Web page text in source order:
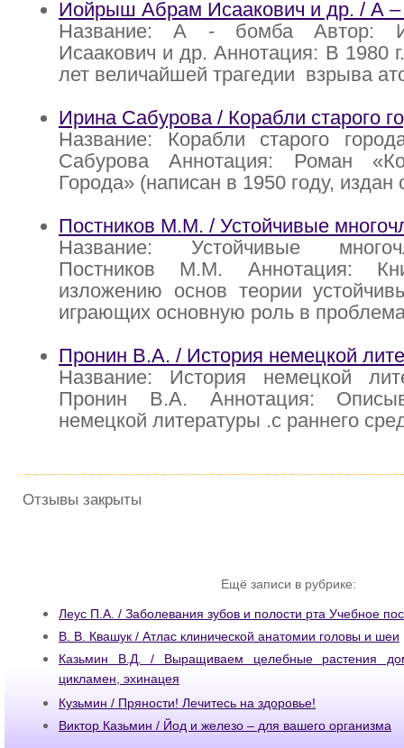
Иойрыш Абрам Исаакович и др. / А
Название: А - бомба Автор:
Исаакович и др. Аннотация: В 1980
лет величайшей трагедии взрыва
Ирина Сабурова / Корабли старого
Название: Корабли старого
Сабурова Аннотация: Роман
Города» (написан в 1950 году, издан
Постников М.М. / Устойчивые
Название: Устойчивые
Постников М.М. Аннотация:
изложению основ теории
играющих основную роль в
Пронин В.А. / История немецкой
Название: История немецкой
Пронин В.А. Аннотация:
немецкой литературы .с раннего
Отзывы закрыты
Ещё записи в рубрике:
Леус П.А. / Заболевания зубов и полости рта Учебное
В. В. Квашук / Атлас клинической анатомии головы и шеи
Казьмин В.Д. / Выращиваем целебные растения
цикламен, эхинацея
Кузьмин / Пряности! Лечитесь на здоровье!
Виктор Казьмин / Йод и железо – для вашего организма